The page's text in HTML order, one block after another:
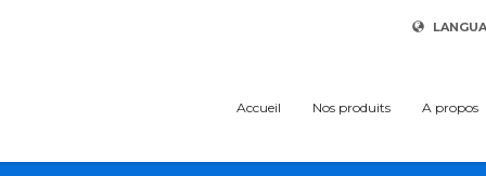
Accueil Nos produits A propos